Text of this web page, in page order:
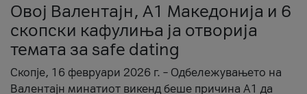
Овој Валентајн, A1 Македонија и 6
скопски кафулиња ја отворија
темата за safe dating
Скопје, 16 февруари 2026 г. – Одбележувањето на
Валентајн минатиот викенд беше причина А1 да